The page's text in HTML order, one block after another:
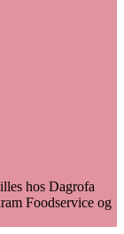
hos Dagrofa
Foodservice og